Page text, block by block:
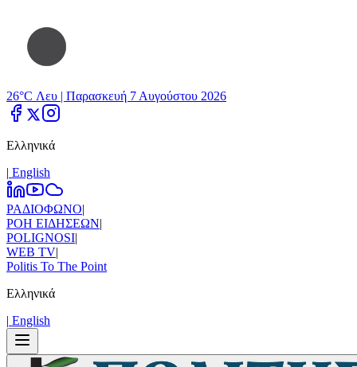
26°C Λευ | Παρασκευή 7 Αυγούστου 2026
Ελληνικά
| Εnglish
ΡΑΔΙΟΦΩΝΟ|
ΡΟΗ ΕΙΔΗΣΕΩΝ|
POLIGNOSI|
WEB TV|
Politis To The Point
Ελληνικά
| Εnglish